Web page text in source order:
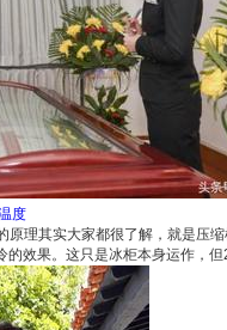
度
原理其实大家都很了解，就是压
的效果。这只是冰柜本身运作，但